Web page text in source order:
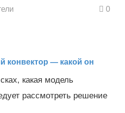
0
конвектор — какой он
какая модель
рассмотреть решение